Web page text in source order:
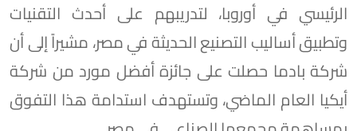
الرئيسي في أوروبا، لتدريبهم على أحدث التقنيات
وتطبيق أساليب التصنيع الحديثة في مصر، مشيراً إلى أن
شركة بادما حصلت على جائزة أفضل مورد من شركة
أيكيا العام الماضي، وتستهدف استدامة هذا التفوق